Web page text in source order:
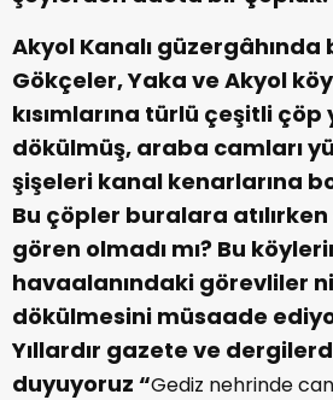
Akyol Kanalı güzergâhında
Gökçeler, Yaka ve Akyol
kısımlarına türlü çeşitli çöp
dökülmüş, araba camları
şişeleri kanal kenarlarına
Bu çöpler buralara
gören olmadı mı? Bu
havaalanındaki görevliler
dökülmesini müsaade
Yıllardır gazete ve
duyuyoruz “Gediz nehrinde